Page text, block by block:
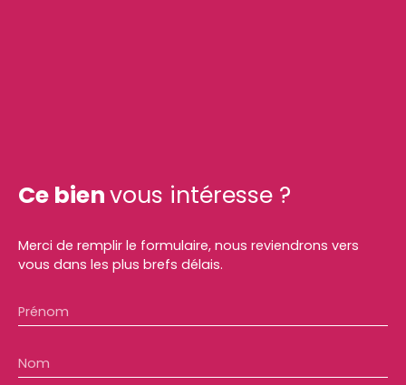
Ce bienvous intéresse ?
Merci de remplir le formulaire, nous reviendrons vers
vous dans les plus brefs délais.
Prénom
Nom